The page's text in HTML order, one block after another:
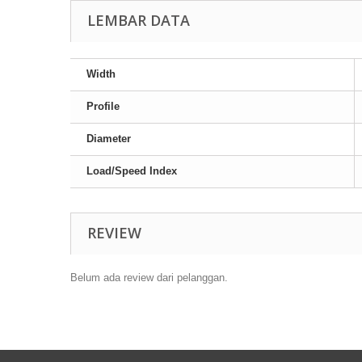
LEMBAR DATA
Width
Profile
Diameter
Load/Speed Index
REVIEW
Belum ada review dari pelanggan.